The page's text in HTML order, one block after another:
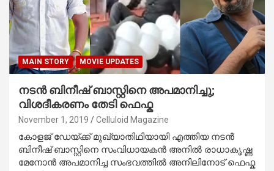
MAIN STORY MOVIE UPDATES
നടന്‍ ബിനീഷ് ബാസ്റ്റിനെ അപമാനിച്ചു;
വിശദീകരണം തേടി ഫെഫ്ക
November 1, 2019 Celluloid Magazine
കോളജ് ഡേയ്ക്ക് മുഖ്യാതിഥിയായി എത്തിയ നടന്‍
ബിനീഷ് ബാസ്റ്റിനെ സംവിധായകന്‍ അനില്‍ രാധാകൃഷ്ണ
മേനോന്‍ അപമാനിച്ച സംഭവത്തില്‍ അനിലിനോട് ഫെഫ്ക